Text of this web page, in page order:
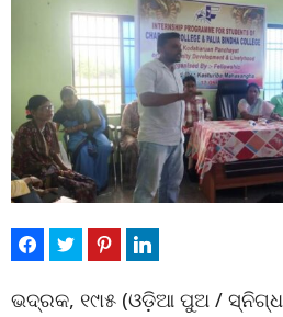
ଭଦ୍ରକ, ୧୯ା୫ (ଓଡ଼ିଆ ପୁଅ /